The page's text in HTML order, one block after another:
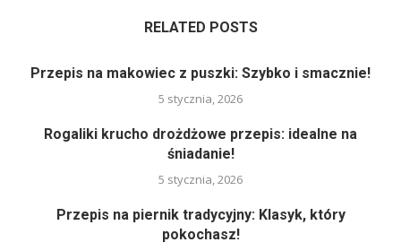
RELATED POSTS
Przepis na makowiec z puszki: Szybko i smacznie!
5 stycznia, 2026
Rogaliki krucho drożdżowe przepis: idealne na
śniadanie!
5 stycznia, 2026
Przepis na piernik tradycyjny: Klasyk, który
pokochasz!